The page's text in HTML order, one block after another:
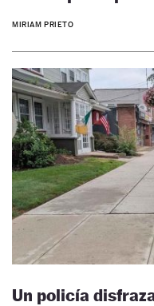
MIRIAM PRIETO
Un policía